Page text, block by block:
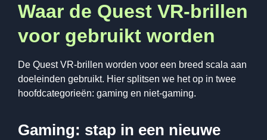
Waar de Quest VR-brillen
voor gebruikt worden
De Quest VR-brillen worden voor een breed scala aan
doeleinden gebruikt. Hier splitsen we het op in twee
hoofdcategorieën: gaming en niet-gaming.
Gaming: stap in een nieuwe